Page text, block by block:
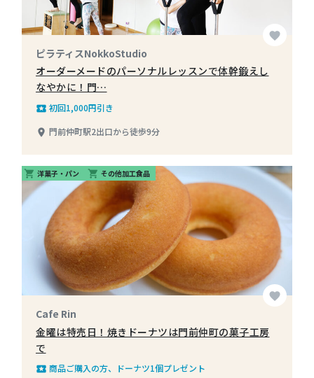
favorite
ピラティスNokkoStudio
オーダーメードのパーソナルレッスンで体幹鍛えし
なやかに！門…
local_play 初回1,000円引き
place 門前仲町駅2出口から徒歩9分
shopping_cart 洋菓子・パン shopping_cart その他加工食品
favorite
Cafe Rin
金曜は特売日！焼きドーナツは門前仲町の菓子工房
で
local_play 商品ご購入の方、ドーナツ1個プレゼント